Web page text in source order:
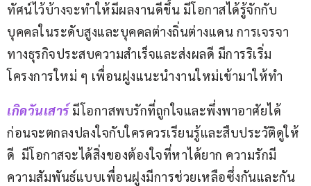
ทัศน์ไว้บ้างจะทำให้มีผลงานดีขึ้น มีโอกาสได้รู้จักกับ
บุคคลในระดับสูงและบุคคลต่างถิ่นต่างแดน การเจรจา
ทางธุรกิจประสบความสำเร็จและส่งผลดี มีการริเริ่ม
โครงการใหม่ ๆ เพื่อนฝูงแนะนำงานใหม่เข้ามาให้ทำ
เกิดวันเสาร์ มีโอกาสพบรักที่ถูกใจและพึ่งพาอาศัยได้
ก่อนจะตกลงปลงใจกับใครควรเรียนรู้และสืบประวัติดูให้
ดี  มีโอกาสจะได้สิ่งของต้องใจที่หาได้ยาก ความรักมี
ความสัมพันธ์แบบเพื่อนฝูงมีการช่วยเหลือซึ่งกันและกัน